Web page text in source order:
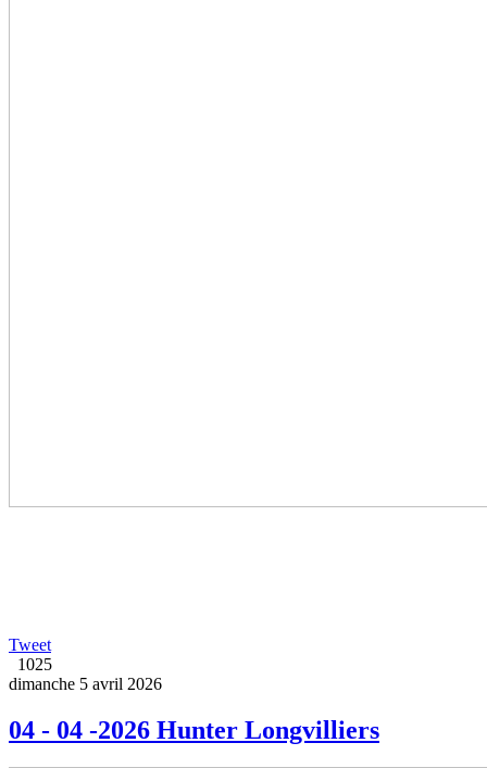
Tweet
1025
dimanche 5 avril 2026
04 - 04 -2026 Hunter Longvilliers